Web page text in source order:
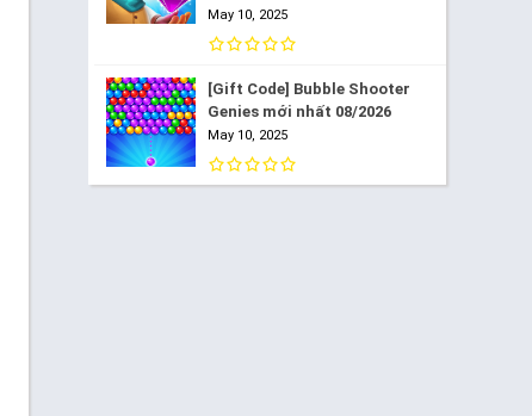
May 10, 2025
[Gift Code] Bubble Shooter
Genies mới nhất 08/2026
May 10, 2025